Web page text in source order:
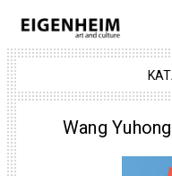
Wang